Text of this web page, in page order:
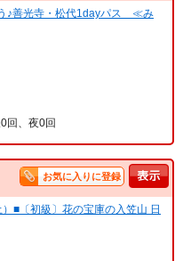
♪善光寺・松代1dayパス ≪み
回、夜0回
お気に入りに登録
■〔初級〕花の宝庫の入笠山 日